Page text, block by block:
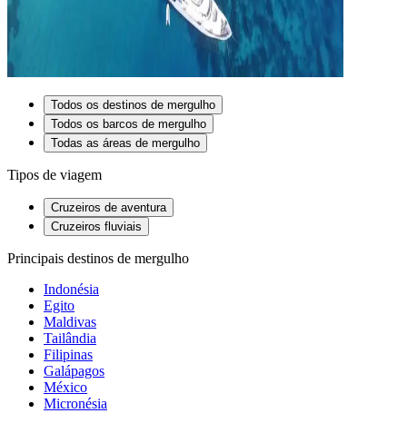
Todos os destinos de mergulho
Todos os barcos de mergulho
Todas as áreas de mergulho
Tipos de viagem
Cruzeiros de aventura
Cruzeiros fluviais
Principais destinos de mergulho
Indonésia
Egito
Maldivas
Tailândia
Filipinas
Galápagos
México
Micronésia